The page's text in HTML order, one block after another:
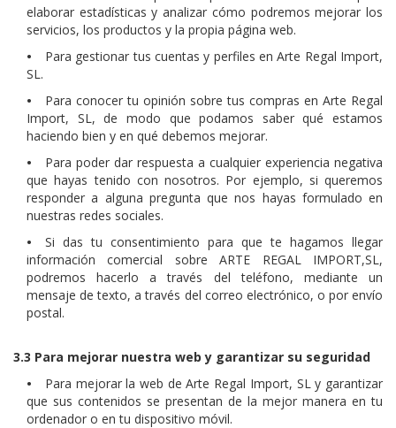
elaborar estadísticas y analizar cómo podremos mejorar los
servicios, los productos y la propia página web.
•
Para gestionar tus cuentas y perfiles en Arte Regal Import,
SL.
•
Para conocer tu opinión sobre tus compras en Arte Regal
Import, SL, de modo que podamos saber qué estamos
haciendo bien y en qué debemos mejorar.
•
Para poder dar respuesta a cualquier experiencia negativa
que hayas tenido con nosotros. Por ejemplo, si queremos
responder a alguna pregunta que nos hayas formulado en
nuestras redes sociales.
•
Si das tu consentimiento para que te hagamos llegar
información comercial sobre ARTE REGAL IMPORT,SL,
podremos hacerlo a través del teléfono, mediante un
mensaje de texto, a través del correo electrónico, o por envío
postal.
3.3 Para mejorar nuestra web y garantizar su seguridad
•
Para mejorar la web de Arte Regal Import, SL y garantizar
que sus contenidos se presentan de la mejor manera en tu
ordenador o en tu dispositivo móvil.